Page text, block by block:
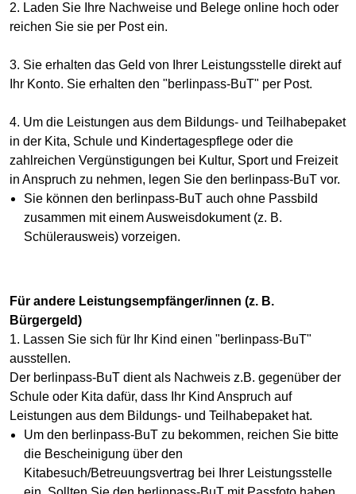
2. Laden Sie Ihre Nachweise und Belege online hoch oder
reichen Sie sie per Post ein.
3. Sie erhalten das Geld von Ihrer Leistungsstelle direkt auf
Ihr Konto. Sie erhalten den "berlinpass-BuT" per Post.
4. Um die Leistungen aus dem Bildungs- und Teilhabepaket
in der Kita, Schule und Kindertagespflege oder die
zahlreichen Vergünstigungen bei Kultur, Sport und Freizeit
in Anspruch zu nehmen, legen Sie den berlinpass-BuT vor.
Sie können den berlinpass-BuT auch ohne Passbild
zusammen mit einem Ausweisdokument (z. B.
Schülerausweis) vorzeigen.
Für andere Leistungsempfänger/innen (z. B.
Bürgergeld)
1. Lassen Sie sich für Ihr Kind einen "berlinpass-BuT"
ausstellen.
Der berlinpass-BuT dient als Nachweis z.B. gegenüber der
Schule oder Kita dafür, dass Ihr Kind Anspruch auf
Leistungen aus dem Bildungs- und Teilhabepaket hat.
Um den berlinpass-BuT zu bekommen, reichen Sie bitte
die Bescheinigung über den
Kitabesuch/Betreuungsvertrag bei Ihrer Leistungsstelle